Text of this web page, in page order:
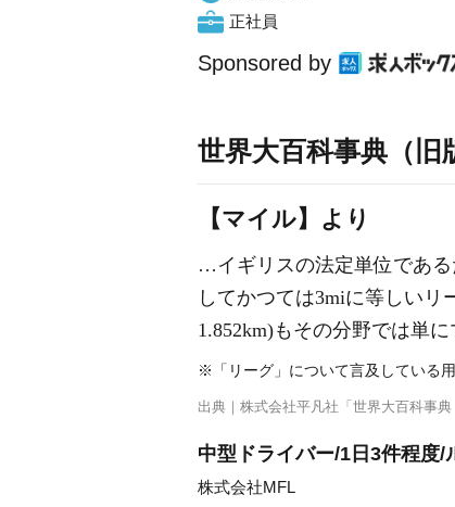
正社員
Sponsored by
世界大百科事典（旧
【マイル】より
…イギリスの法定単位である
してかつては3miに等しいリ
1.852km)もその分野では単
※「リーグ」について言及している
出典｜ 株式会社平凡社「世界大百科事典
中型ドライバー/1日3件程度
株式会社MFL